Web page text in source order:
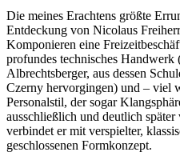
Die meines Erachtens größte
Entdeckung von Nicolaus
Komponieren eine
profundes technisches Handwerk
Albrechtsberger, aus dessen
Czerny hervorgingen) und – viel
Personalstil, der sogar
ausschließlich und deutlich
verbindet er mit verspielter,
geschlossenen Formkonzept.